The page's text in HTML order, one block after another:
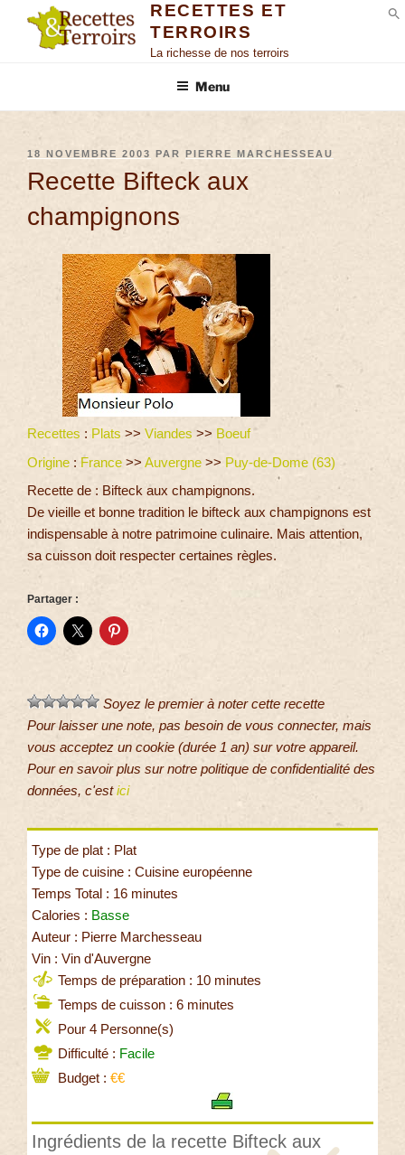
RECETTES ET
TERROIRS
La richesse de nos terroirs
Menu
18 NOVEMBRE 2003 PAR PIERRE MARCHESSEAU
Recette Bifteck aux
champignons
Recettes : Plats >> Viandes >> Boeuf
Origine : France >> Auvergne >> Puy-de-Dome (63)
Recette de : Bifteck aux champignons.
De vieille et bonne tradition le bifteck aux champignons est
indispensable à notre patrimoine culinaire. Mais attention,
sa cuisson doit respecter certaines règles.
Partager :
Soyez le premier à noter cette recette
Pour laisser une note, pas besoin de vous connecter, mais
vous acceptez un cookie (durée 1 an) sur votre appareil.
Pour en savoir plus sur notre politique de confidentialité des
données, c'estici
Type de plat : Plat
Type de cuisine : Cuisine européenne
Temps Total : 16 minutes
Calories : Basse
Auteur : Pierre Marchesseau
Vin : Vin d'Auvergne
Temps de préparation : 10 minutes
Temps de cuisson : 6 minutes
Pour 4 Personne(s)
Difficulté : Facile
Budget : €€
Ingrédients de la recette Bifteck aux